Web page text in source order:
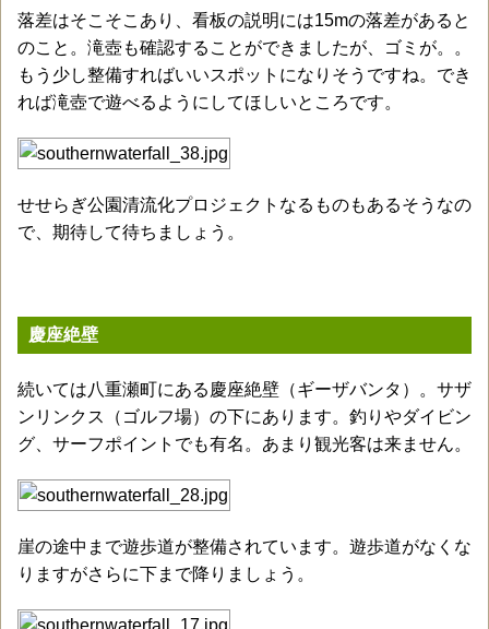
落差はそこそこあり、看板の説明には15mの落差があると
のこと。滝壺も確認することができましたが、ゴミが。。
もう少し整備すればいいスポットになりそうですね。でき
れば滝壺で遊べるようにしてほしいところです。
せせらぎ公園清流化プロジェクトなるものもあるそうなの
で、期待して待ちましょう。
慶座絶壁
続いては八重瀬町にある慶座絶壁（ギーザバンタ）。サザ
ンリンクス（ゴルフ場）の下にあります。釣りやダイビン
グ、サーフポイントでも有名。あまり観光客は来ません。
崖の途中まで遊歩道が整備されています。遊歩道がなくな
りますがさらに下まで降りましょう。